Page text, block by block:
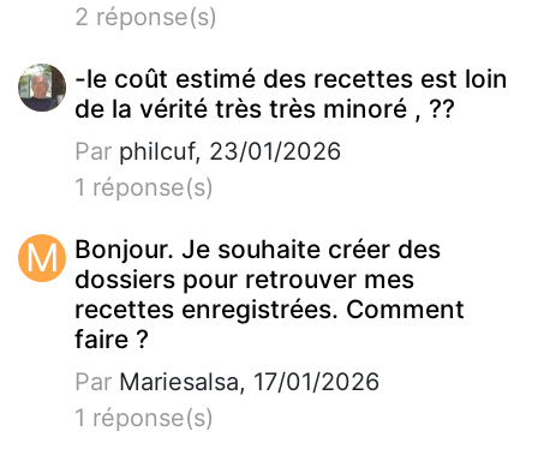
2 réponse(s)
-le coût estimé des recettes est loin
de la vérité très très minoré , ??
Par philcuf, 23/01/2026
1 réponse(s)
M Bonjour. Je souhaite créer des
dossiers pour retrouver mes
recettes enregistrées. Comment
faire ?
Par Mariesalsa, 17/01/2026
1 réponse(s)